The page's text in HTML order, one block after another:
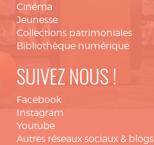
Cinéma
Jeunesse
Collections patrimoniales
Bibliothèque numérique
SUIVEZ NOUS !
Facebook
Instagram
Youtube
Autres réseaux sociaux & blogs